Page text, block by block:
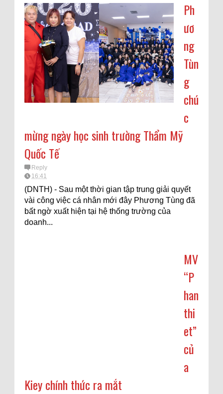
Ph
ươ
ng
Tùn
g
chú
c
mừng ngày học sinh trường Thẩm Mỹ
Quốc Tế
Reply
16:41
(DNTH) - Sau một thời gian tập trung giải quyết
vài công việc cá nhân mới đây Phương Tùng đã
bất ngờ xuất hiện tại hệ thống trường của
doanh...
MV
“P
han
thi
et”
củ
a
Kiey chính thức ra mắt